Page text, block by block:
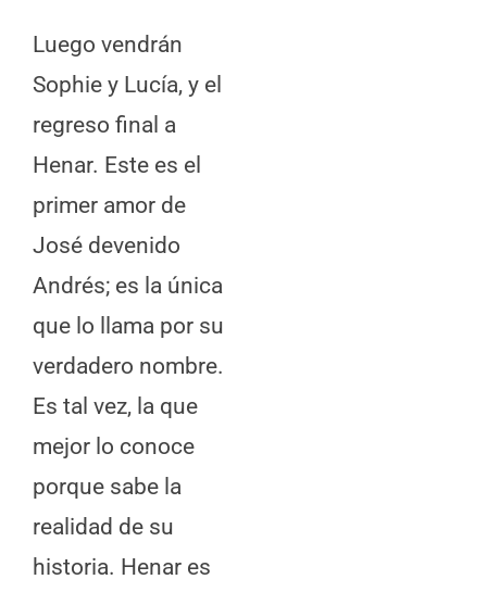
Luego vendrán
Sophie y Lucía, y el
regreso final a
Henar. Este es el
primer amor de
José devenido
Andrés; es la única
que lo llama por su
verdadero nombre.
Es tal vez, la que
mejor lo conoce
porque sabe la
realidad de su
historia. Henar es